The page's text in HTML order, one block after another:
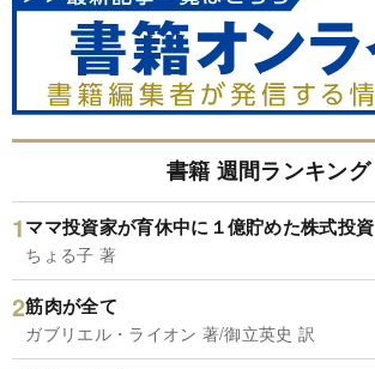
書籍 週間ランキング
ママ投資家が育休中に１億貯めた株式投資
ちょる子 著
筋肉が全て
ガブリエル・ライオン 著/御立英史 訳